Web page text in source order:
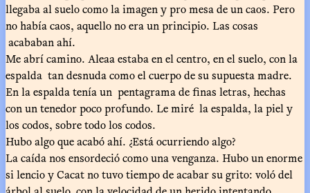
llegaba al suelo como la imagen y pro mesa de un caos. Pero
no había caos, aquello no era un principio. Las cosas
acababan ahí.
Me abrí camino. Aleaa estaba en el centro, en el suelo, con la
espalda tan desnuda como el cuerpo de su supuesta madre.
En la espalda tenía un pentagrama de finas letras, hechas
con un tenedor poco profundo. Le miré la espalda, la piel y
los codos, sobre todo los codos.
Hubo algo que acabó ahí. ¿Está ocurriendo algo?
La caída nos ensordeció como una venganza. Hubo un enorme
si lencio y Cacat no tuvo tiempo de acabar su grito: voló del